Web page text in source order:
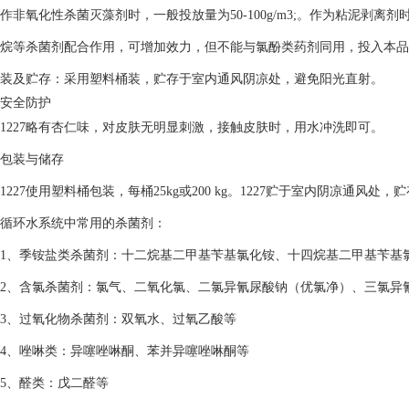
作非氧化性杀菌灭藻剂时，一般投放量为50-100g/m3;。作为粘泥剥离
烷等杀菌剂配合作用，可增加效力，但不能与氯酚类药剂同用，投入本
装及贮存：采用塑料桶装，贮存于室内通风阴凉处，避免阳光直射。
安全防护
1227略有杏仁味，对皮肤无明显刺激，接触皮肤时，用水冲洗即可。
包装与储存
1227使用塑料桶包装，每桶25kg或200 kg。1227贮于室内阴凉通风处，
循环水系统中常用的杀菌剂：
1、季铵盐类杀菌剂：十二烷基二甲基苄基氯化铵、十四烷基二甲基苄基
2、含氯杀菌剂：氯气、二氧化氯、二氯异氰尿酸钠（优氯净）、三氯异
3、过氧化物杀菌剂：双氧水、过氧乙酸等
4、唑啉类：异噻唑啉酮、苯并异噻唑啉酮等
5、醛类：戊二醛等